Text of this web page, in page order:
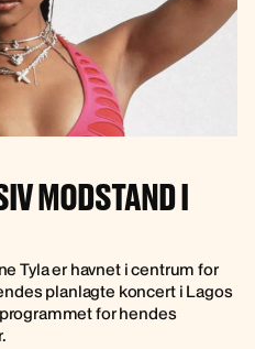
MODSTAND I
Tyla er havnet i centrum for
planlagte koncert i Lagos
for hendes